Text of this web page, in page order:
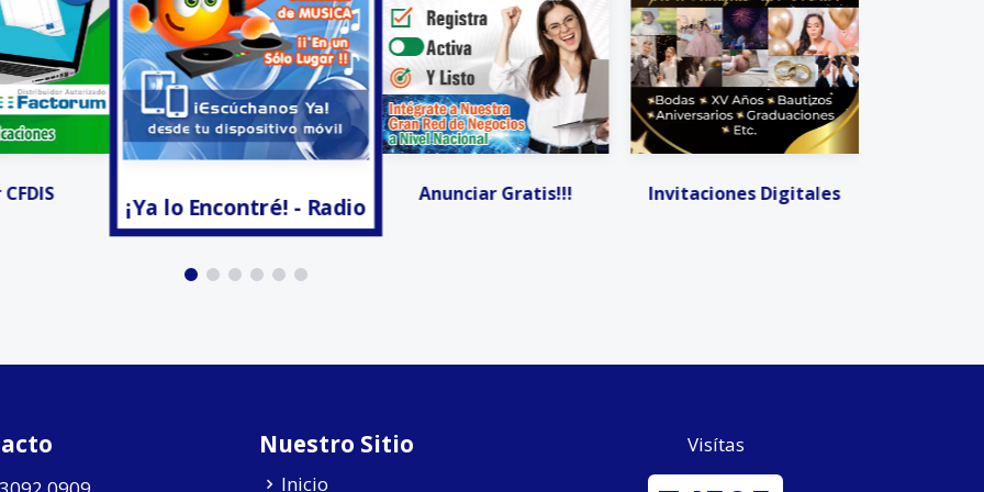
- Radio Anunciar Gratis!!! Invitaciones Digitales Invitaciones Digitales
Nuestro Sitio
Inicio
Visítas